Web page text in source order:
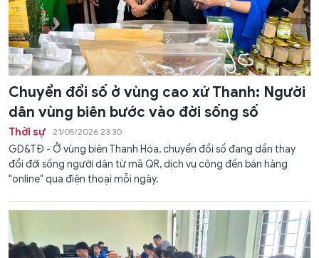
Chuyển đổi số ở vùng cao xứ Thanh: Người
dân vùng biên bước vào đời sống số
Thời sự 21/05/2026 23:30
GD&TĐ - Ở vùng biên Thanh Hóa, chuyển đổi số đang dần thay
đổi đời sống người dân từ mã QR, dịch vụ công đến bán hàng
"online" qua điện thoại mỗi ngày.